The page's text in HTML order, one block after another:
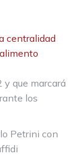
que marcará
los
Petrini con